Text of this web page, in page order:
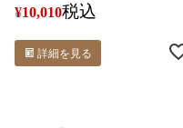
¥10,010税込
詳細を見る